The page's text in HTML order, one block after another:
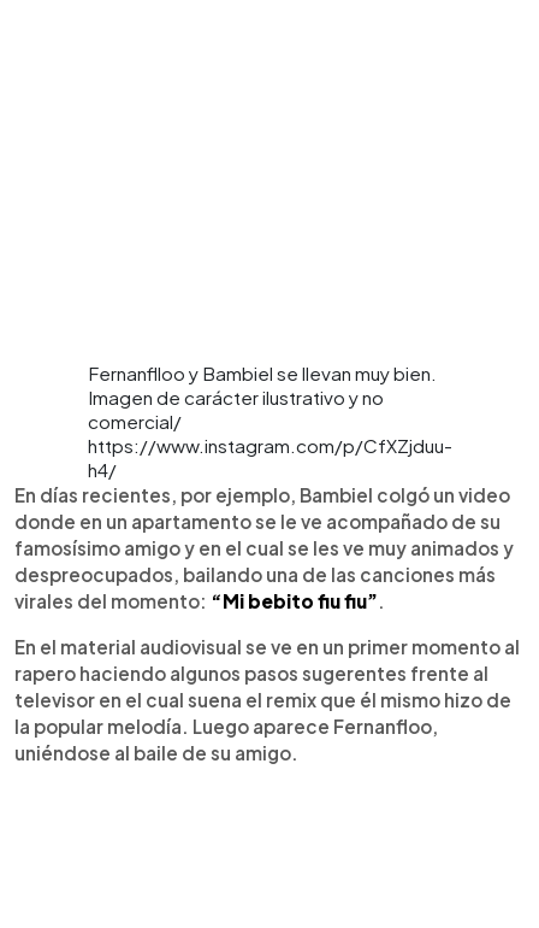
Fernanflloo y Bambiel se llevan muy bien.
Imagen de carácter ilustrativo y no
comercial/
https://www.instagram.com/p/CfXZjduu-
h4/
En días recientes, por ejemplo, Bambiel colgó un video
donde en un apartamento se le ve acompañado de su
famosísimo amigo y en el cual se les ve muy animados y
despreocupados, bailando una de las canciones más
virales del momento: “Mi bebito fiu fiu”.
En el material audiovisual se ve en un primer momento al
rapero haciendo algunos pasos sugerentes frente al
televisor en el cual suena el remix que él mismo hizo de
la popular melodía. Luego aparece Fernanfloo,
uniéndose al baile de su amigo.